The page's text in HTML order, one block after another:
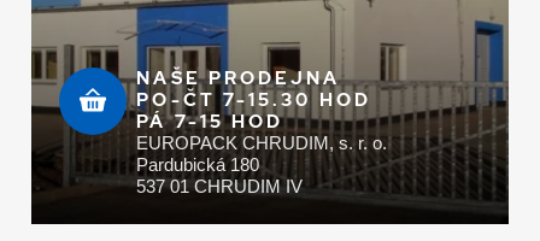
NAŠE PRODEJNA
PO-ČT 7-15.30 HOD
PÁ 7-15 HOD
EUROPACK CHRUDIM, s. r. o.
Pardubická 180
537 01 CHRUDIM IV